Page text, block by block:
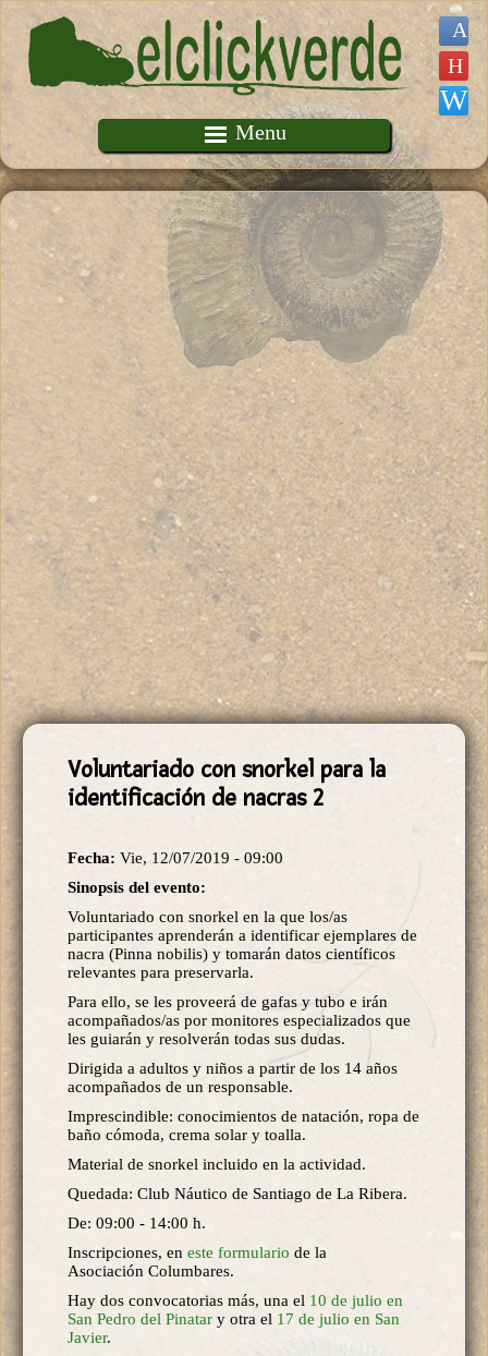
Pasar al contenido principal
Menu
Voluntariado con snorkel para la
identificación de nacras 2
Fecha: Vie, 12/07/2019 - 09:00
Sinopsis del evento:
Voluntariado con snorkel en la que los/as
participantes aprenderán a identificar ejemplares de
nacra (Pinna nobilis) y tomarán datos científicos
relevantes para preservarla.
Para ello, se les proveerá de gafas y tubo e irán
acompañados/as por monitores especializados que
les guiarán y resolverán todas sus dudas.
Dirigida a adultos y niños a partir de los 14 años
acompañados de un responsable.
Imprescindible: conocimientos de natación, ropa de
baño cómoda, crema solar y toalla.
Material de snorkel incluido en la actividad.
Quedada: Club Náutico de Santiago de La Ribera.
De: 09:00 - 14:00 h.
Inscripciones, en este formulario de la
Asociación Columbares.
Hay dos convocatorias más, una el 10 de julio en
San Pedro del Pinatar y otra el 17 de julio en San
Javier.